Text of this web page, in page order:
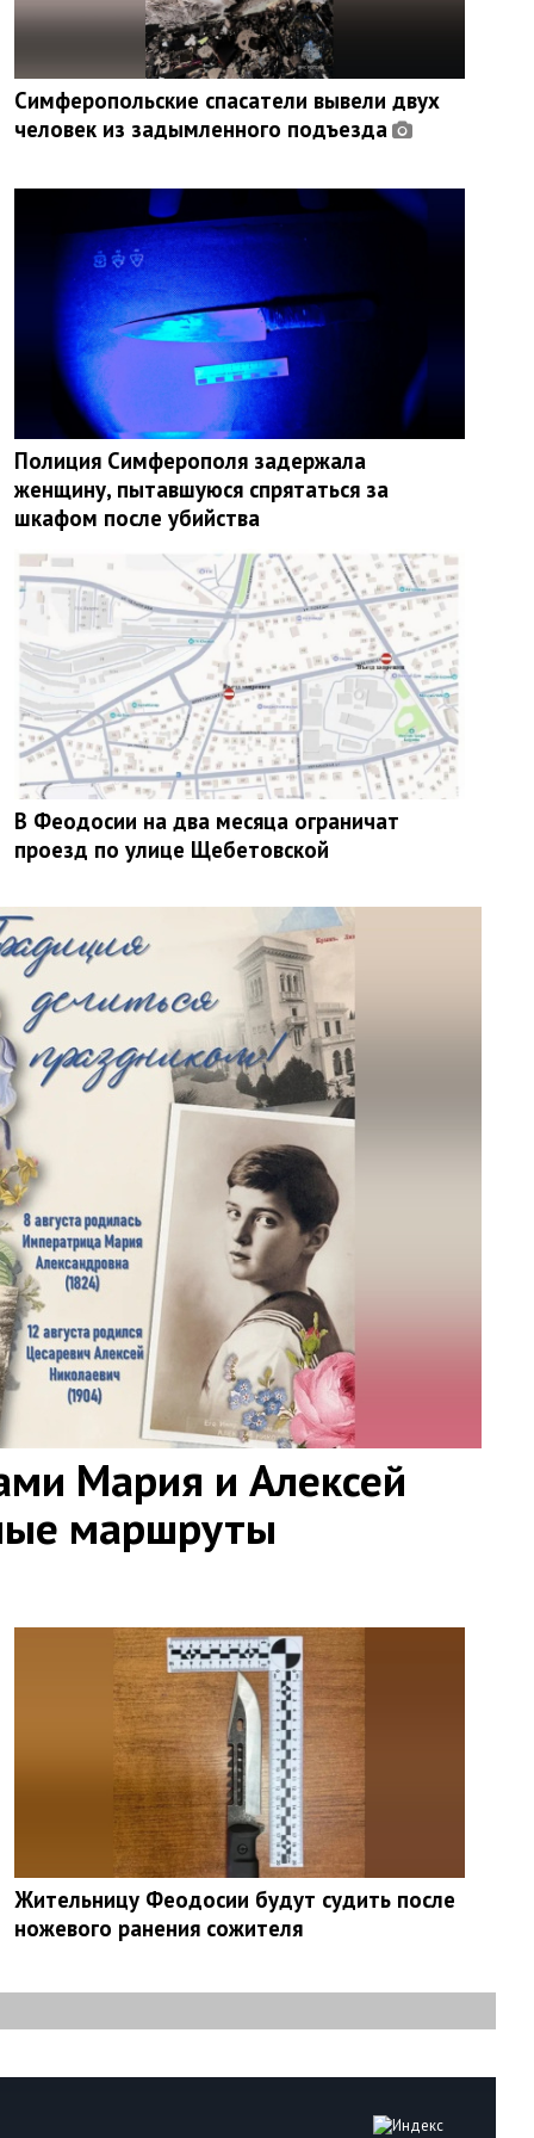
Симферопольские спасатели вывели двух
человек из задымленного подъезда
Полиция Симферополя задержала
женщину, пытавшуюся спрятаться за
шкафом после убийства
В Феодосии на два месяца ограничат
проезд по улице Щебетовской
Мария и Алексей
маршруты
Жительницу Феодосии будут судить после
ножевого ранения сожителя